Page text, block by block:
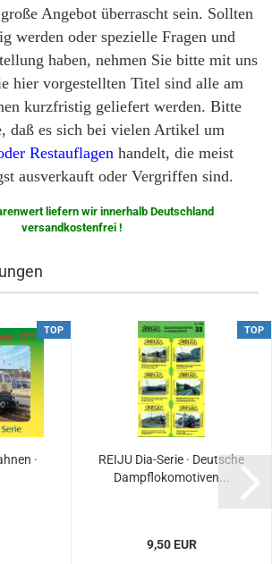
Angebot überrascht sein. Sollten
werden oder spezielle Fragen und
haben, nehmen Sie bitte mit uns
hier vorgestellten Titel sind alle am
kurzfristig geliefert werden. Bitte
daß es sich bei vielen Artikel um
Restauflagen handelt, die meist
ausverkauft oder Vergriffen sind.
liefern wir innerhalb Deutschland
versandkostenfrei !
TOP
·
TOP
REIJU Dia-Serie · Deutsche
Dampflokomotiven...
9,50 EUR